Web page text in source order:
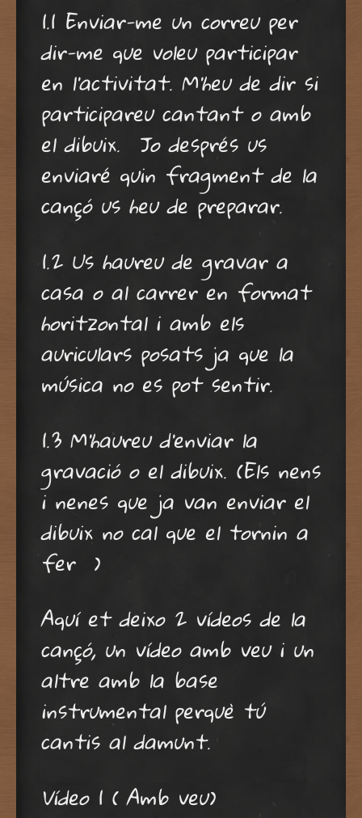
1.1 Enviar-me un correu per
dir-me que voleu participar
en l’activitat. M’heu de dir si
participareu cantant o amb
el dibuix. Jo després us
enviaré quin fragment de la
cançó us heu de preparar.
1.2 Us haureu de gravar a
casa o al carrer en format
horitzontal i amb els
auriculars posats ja que la
música no es pot sentir.
1.3 M’haureu d’enviar la
gravació o el dibuix. (Els nens
i nenes que ja van enviar el
dibuix no cal que el tornin a
fer )
Aquí et deixo 2 vídeos de la
cançó, un vídeo amb veu i un
altre amb la base
instrumental perquè tú
cantis al damunt.
Vídeo 1 ( Amb veu)